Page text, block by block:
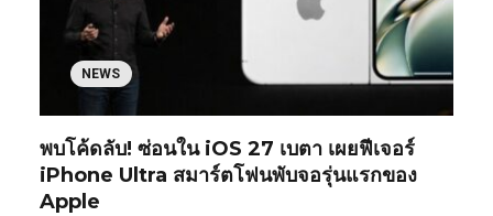
NEWS
พบโค้ดลับ! ซ่อนใน iOS 27 เบตา เผยฟีเจอร์
iPhone Ultra สมาร์ตโฟนพับจอรุ่นแรกของ
Apple